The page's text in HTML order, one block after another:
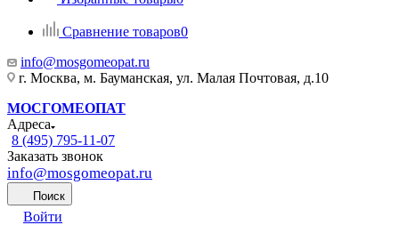
Сравнение товаров0
info@mosgomeopat.ru
г. Москва, м. Бауманская, ул. Малая Почтовая, д.10
МОСГОМЕОПАТ
Адреса
8 (495) 795-11-07
Заказать звонок
info@mosgomeopat.ru
Поиск
Войти